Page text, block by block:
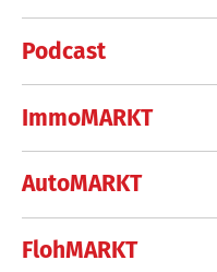
Podcast
ImmoMARKT
AutoMARKT
FlohMARKT